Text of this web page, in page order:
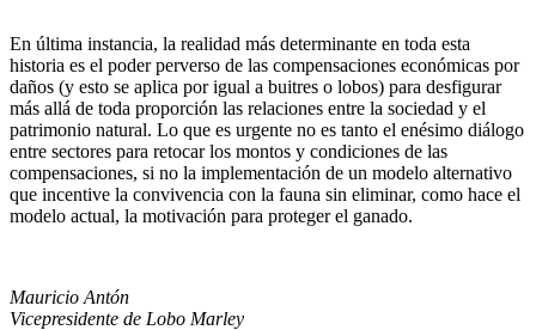
En última instancia, la realidad más determinante en toda esta
historia es el poder perverso de las compensaciones económicas por
daños (y esto se aplica por igual a buitres o lobos) para desfigurar
más allá de toda proporción las relaciones entre la sociedad y el
patrimonio natural. Lo que es urgente no es tanto el enésimo diálogo
entre sectores para retocar los montos y condiciones de las
compensaciones, si no la implementación de un modelo alternativo
que incentive la convivencia con la fauna sin eliminar, como hace el
modelo actual, la motivación para proteger el ganado.
Mauricio Antón
Vicepresidente de Lobo Marley